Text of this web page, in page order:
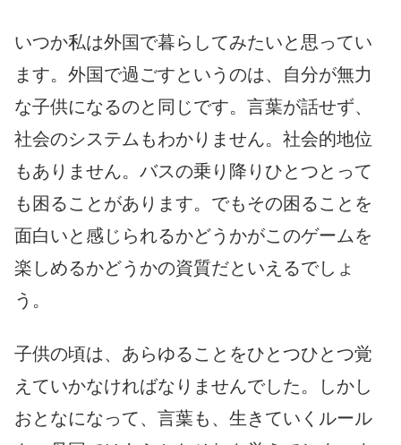
いつか私は外国で暮らしてみたいと思ってい
ます。外国で過ごすというのは、自分が無力
な子供になるのと同じです。言葉が話せず、
社会のシステムもわかりません。社会的地位
もありません。バスの乗り降りひとつとって
も困ることがあります。でもその困ることを
面白いと感じられるかどうかがこのゲームを
楽しめるかどうかの資質だといえるでしょ
う。
子供の頃は、あらゆることをひとつひとつ覚
えていかなければなりませんでした。しかし
おとなになって、言葉も、生きていくルール